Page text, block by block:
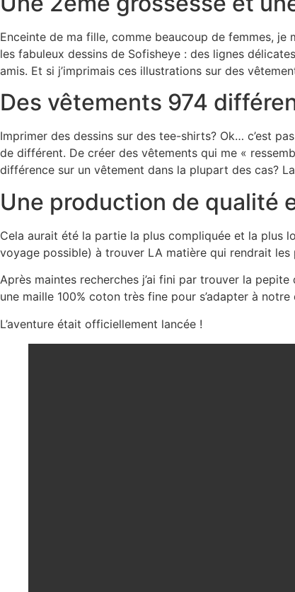
Enceinte de ma fille, comme beaucoup de femmes, je
les fabuleux dessins de Sofisheye : des lignes
amis. Et si j’imprimais ces illustrations sur des
Des vêtements 974
Imprimer des dessins sur des tee-shirts? Ok… c’est
de différent. De créer des vêtements qui me «
différence sur un vêtement dans la plupart des cas?
Une production de qualité
Cela aurait été la partie la plus compliquée et la plus
voyage possible) à trouver LA matière qui rendrait les
Après maintes recherches j’ai fini par trouver la
une maille 100% coton très fine pour s’adapter à
L’aventure était officiellement lancée !